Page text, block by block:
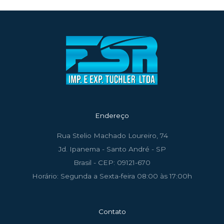
Endereço
Rua Stelio Machado Loureiro, 74
Jd. Ipanema - Santo André - SP
Brasil - CEP: 09121-670
Horário: Segunda a Sexta-feira 08:00 às 17:00h
Contato